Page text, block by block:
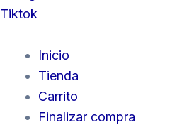
Tiktok
Inicio
Tienda
Carrito
Finalizar compra